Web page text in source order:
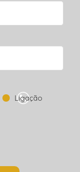
Ligação